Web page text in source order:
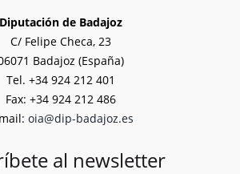
Diputación de Badajoz
C/ Felipe Checa, 23
Badajoz (España)
Tel. +34 924 212 401
Fax: +34 924 212 486
oia@dip-badajoz.es
al newsletter